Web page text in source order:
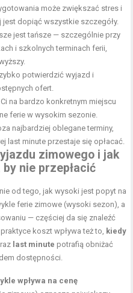
może zwiększać stres i
jest dopiąć wszystkie szczegóły.
jest tańsze — szczególnie przy
i szkolnych terminach ferii,
potwierdzić wyjazd i
ofert.
Ci na bardzo konkretnym miejscu
ferie w wysokim sezonie.
najbardziej oblegane terminy,
last minute przestaje się opłacać.
zimowego i jak
nie przepłacić
od tego, jak wysoki jest popyt na
ferie zimowe (wysoki sezon), a
— częściej da się znaleźć
koszt wpływa też to,
kiedy
last minute potrafią obniżać
dostępności.
wpływa na cenę